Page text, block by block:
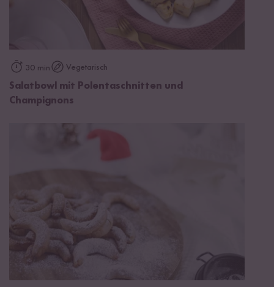
30 min Vegetarisch
Salatbowl mit Polentaschnitten und
Champignons